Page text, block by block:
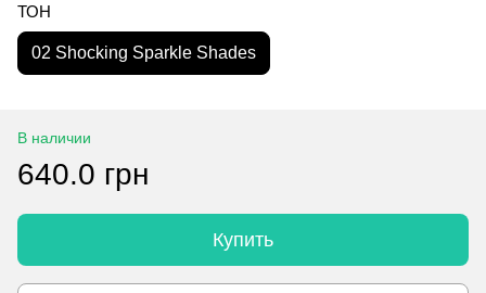
ТОН
02 Shocking Sparkle Shades
В наличии
640.0 грн
Купить